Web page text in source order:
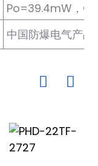
Po=39.4mW，
中国防爆电气产